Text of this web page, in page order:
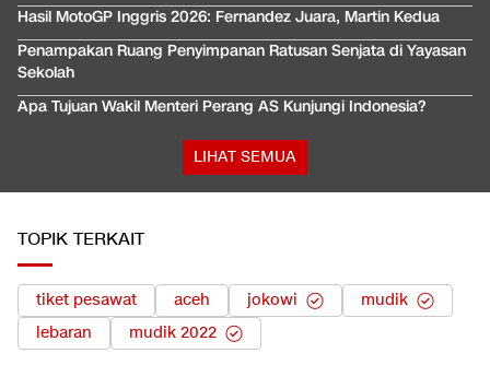
Hasil MotoGP Inggris 2026: Fernandez Juara, Martin Kedua
Penampakan Ruang Penyimpanan Ratusan Senjata di Yayasan
Sekolah
Apa Tujuan Wakil Menteri Perang AS Kunjungi Indonesia?
LIHAT SEMUA
TOPIK TERKAIT
tiket pesawat aceh jokowi
mudik
lebaran
mudik 2022